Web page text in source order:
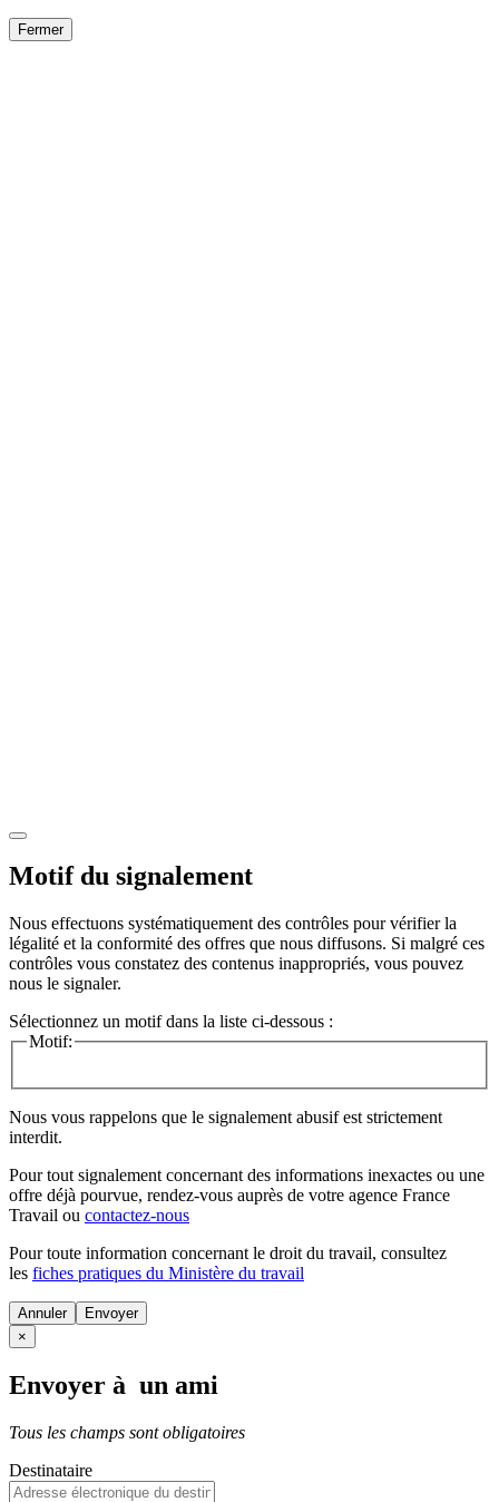
Fermer
Motif du signalement
Nous effectuons systématiquement des contrôles pour vérifier la
légalité et la conformité des offres que nous diffusons. Si malgré ces
contrôles vous constatez des contenus inappropriés, vous pouvez
nous le signaler.
Sélectionnez un motif dans la liste ci-dessous :
Motif:
Nous vous rappelons que le signalement abusif est strictement
interdit.
Pour tout signalement concernant des informations inexactes ou une
offre déjà pourvue, rendez-vous auprès de votre agence France
Travail ou contactez-nous
Pour toute information concernant le droit du travail, consultez
les fiches pratiques du Ministère du travail
Annuler
×
Envoyer à un ami
Tous les champs sont obligatoires
Destinataire